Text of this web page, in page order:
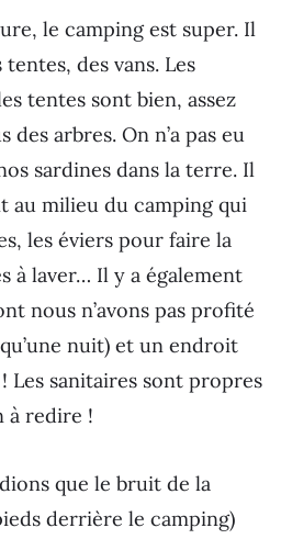
le camping est super. Il
des vans. Les
tentes sont bien, assez
des arbres. On n’a pas eu
sardines dans la terre. Il
au milieu du camping qui
les éviers pour faire la
à laver… Il y a également
nous n’avons pas profité
nuit) et un endroit
Les sanitaires sont propres
à redire !
que le bruit de la
derrière le camping)